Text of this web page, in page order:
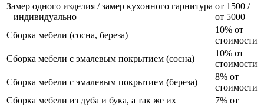
Замер одного изделия / замер кухонного гарнитура
– индивидуально
от 1500 /
от 5000
Сборка мебели (сосна, береза)
10% от
стоимости
Сборка мебели с эмалевым покрытием (сосна)
10% от
стоимости
Сборка мебели с эмалевым покрытием (береза)
8% от
стоимости
Сборка мебели из дуба и бука, а так же их
7% от